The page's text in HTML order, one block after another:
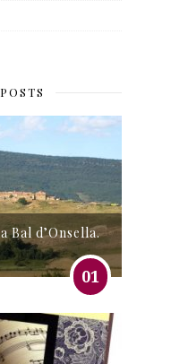
Bal d’Onsella.
01